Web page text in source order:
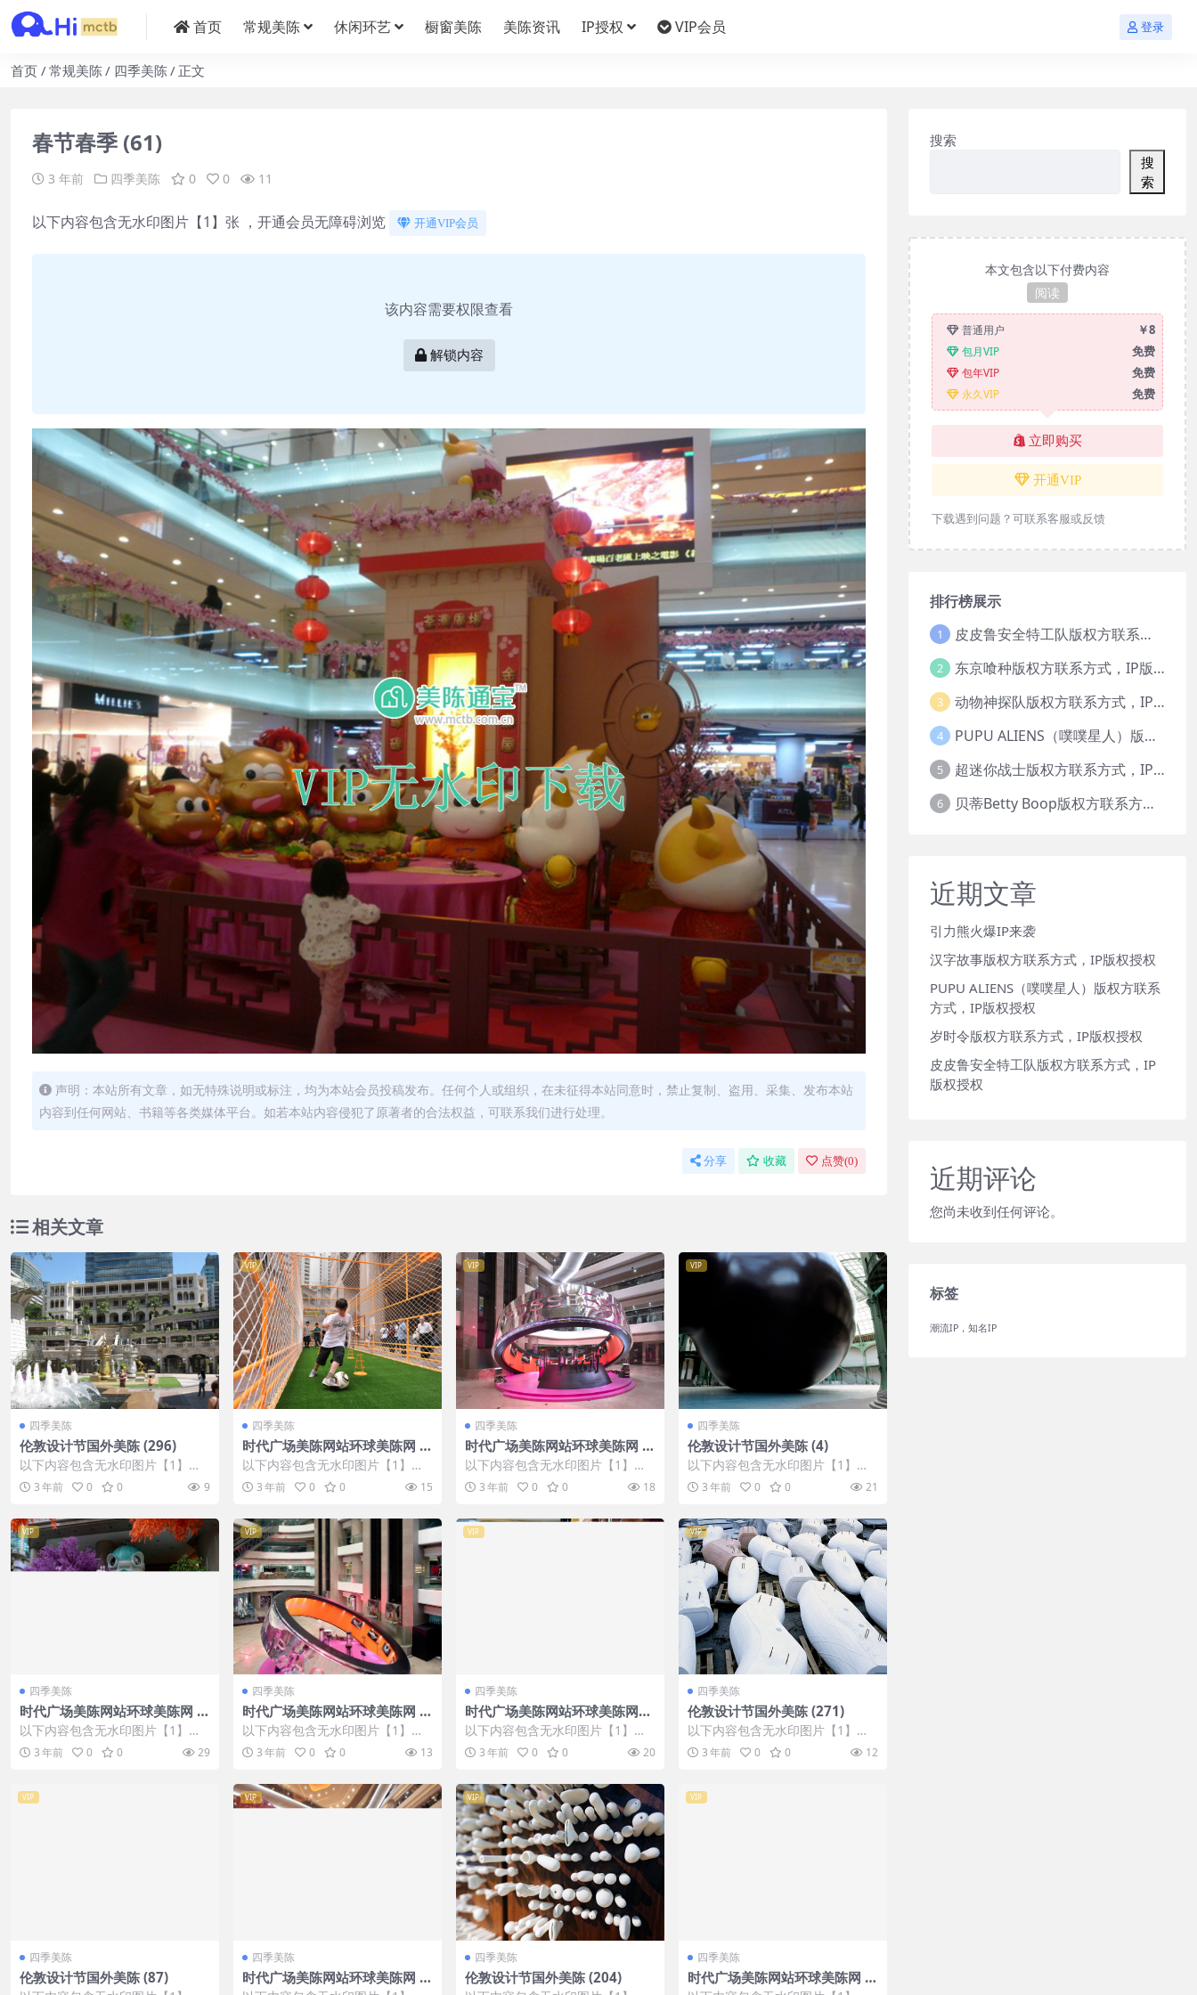
首页 常规美陈 休闲环艺 橱窗美陈 美陈资讯 IP授权 VIP会员 登录
首页 常规美陈 四季美陈 正文
春节春季 (61)
3 年前 四季美陈 0 0 11
以下内容包含无水印图片【1】张 ，开通会员无障碍浏览 开通VIP会员
该内容需要权限查看
解锁内容
声明：本站所有文章，如无特殊说明或标注，均为本站会员投稿发布。任何个人或组织，在未征得本站同意时，禁止复制、盗用、采集、发布本站
内容到任何网站、书籍等各类媒体平台。如若本站内容侵犯了原著者的合法权益，可联系我们进行处理。
分享 收藏 点赞(0)
相关文章
四季美陈
伦敦设计节国外美陈 (296)
以下内容包含无水印图片【1】张
，开通会员无障碍浏览 开通VIP会
员 3 年前 0 0 9
VIP
四季美陈
时代广场美陈网站环球美陈网 (1
27)
以下内容包含无水印图片【1】张
，开通会员无障碍浏览 开通VIP会
员 3 年前 0 0 15
VIP
四季美陈
时代广场美陈网站环球美陈网 (1
21)
以下内容包含无水印图片【1】张
，开通会员无障碍浏览 开通VIP会
员 3 年前 0 0 18
VIP
四季美陈
伦敦设计节国外美陈 (4)
以下内容包含无水印图片【1】张
，开通会员无障碍浏览 开通VIP会
员 3 年前 0 0 21
VIP
四季美陈
时代广场美陈网站环球美陈网 (2
00)
以下内容包含无水印图片【1】张
，开通会员无障碍浏览 开通VIP会
员 3 年前 0 0 29
VIP
四季美陈
时代广场美陈网站环球美陈网 (1
22)
以下内容包含无水印图片【1】张
，开通会员无障碍浏览 开通VIP会
员 3 年前 0 0 13
VIP
四季美陈
时代广场美陈网站环球美陈网
(6)
以下内容包含无水印图片【1】张
，开通会员无障碍浏览 开通VIP会
员 3 年前 0 0 20
VIP
四季美陈
伦敦设计节国外美陈 (271)
以下内容包含无水印图片【1】张
，开通会员无障碍浏览 开通VIP会
员 3 年前 0 0 12
VIP
四季美陈
伦敦设计节国外美陈 (87)
VIP
四季美陈
时代广场美陈网站环球美陈网 (1
VIP
四季美陈
伦敦设计节国外美陈 (204)
VIP
四季美陈
时代广场美陈网站环球美陈网 (1
搜索
搜
索
本文包含以下付费内容
阅读
普通用户 ￥8
包月VIP 免费
包年VIP 免费
永久VIP 免费
立即购买
开通VIP
下载遇到问题？可联系客服或反馈
排行榜展示
1 皮皮鲁安全特工队版权方联系方式，IP版权授权
2 东京喰种版权方联系方式，IP版权授权
3 动物神探队版权方联系方式，IP版权授权
4 PUPU ALIENS（噗噗星人）版权方联系方式，IP版权授权
5 超迷你战士版权方联系方式，IP版权授权
6 贝蒂Betty Boop版权方联系方式，IP版权授权
近期文章
引力熊火爆IP来袭
汉字故事版权方联系方式，IP版权授权
PUPU ALIENS（噗噗星人）版权方联系
方式，IP版权授权
岁时令版权方联系方式，IP版权授权
皮皮鲁安全特工队版权方联系方式，IP
版权授权
近期评论
您尚未收到任何评论。
标签
潮流IP，知名IP